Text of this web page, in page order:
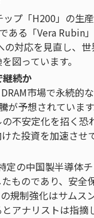
プ「H200」の生
ある「Vera Rubin
対応を見直し、
図っています。
継続か
市場で永続的
が予想されていま
不安定化を招く恐
た投資を加速させ
の中国製半導体
ものであり、安全
規制強化はサムス
アナリストは指摘